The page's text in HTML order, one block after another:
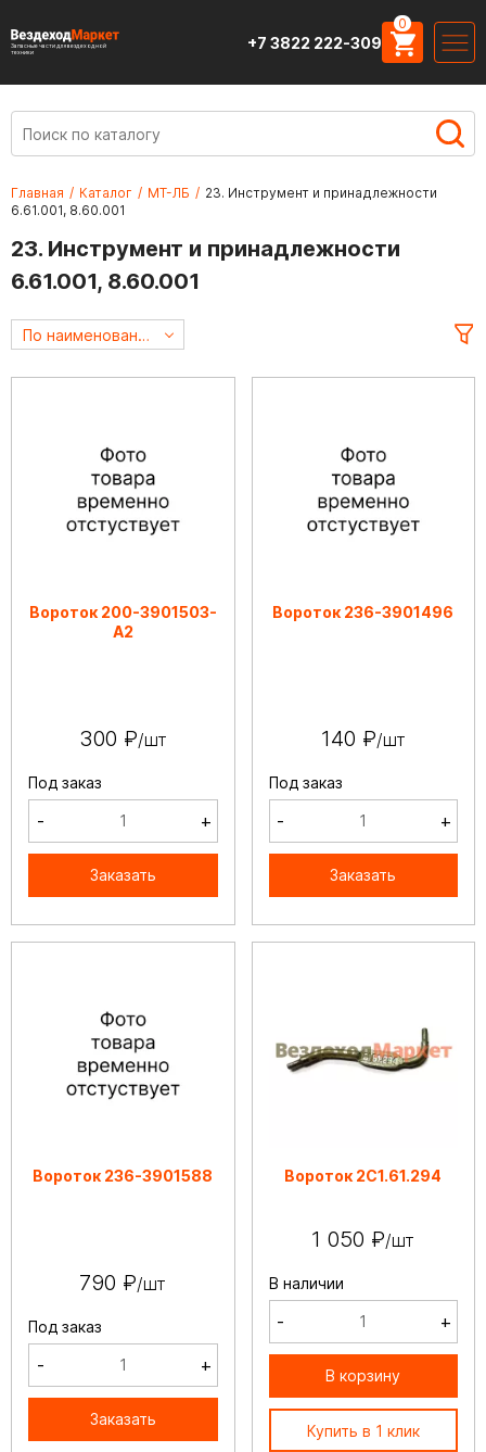
Запасные части для вездеходной
техники
+7 3822 222-309
0
Главная / Каталог / МТ-ЛБ / 23. Инструмент и принадлежности
6.61.001, 8.60.001
23. Инструмент и принадлежности
6.61.001, 8.60.001
По наименованию А->Я
Вороток 200-3901503-
А2
300 ₽/шт
Под заказ
- +
Заказать
Вороток 236-3901496
140 ₽/шт
Под заказ
- +
Заказать
Вороток 236-3901588
790 ₽/шт
Под заказ
- +
Заказать
Вороток 2С1.61.294
1 050 ₽/шт
В наличии
- +
В корзину
Купить в 1 клик